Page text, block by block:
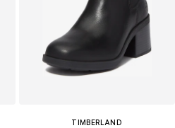
TIMBERLAND